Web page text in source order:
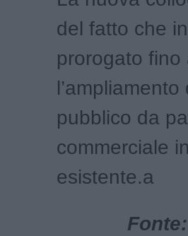
del fatto che
prorogato
pubblico da
commerciale
esistente.a